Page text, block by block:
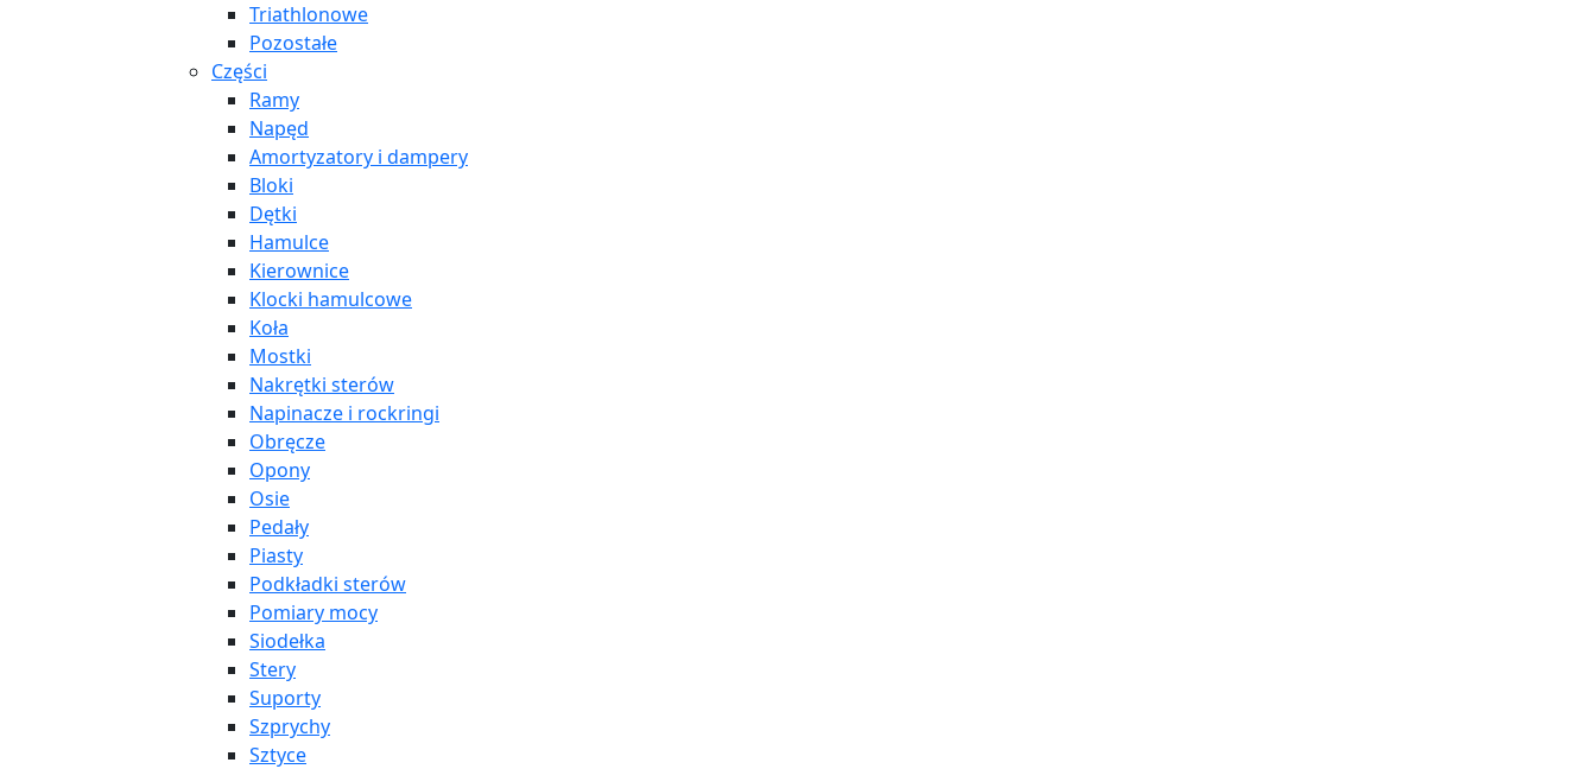
Triathlonowe
Pozostałe
Części
Ramy
Napęd
Amortyzatory i dampery
Bloki
Dętki
Hamulce
Kierownice
Klocki hamulcowe
Koła
Mostki
Nakrętki sterów
Napinacze i rockringi
Obręcze
Opony
Osie
Pedały
Piasty
Podkładki sterów
Pomiary mocy
Siodełka
Stery
Suporty
Szprychy
Sztyce